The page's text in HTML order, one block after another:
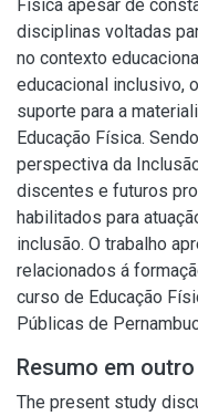
Física apesar de
disciplinas voltadas
no contexto
educacional inclusivo,
suporte para a
Educação Física.
perspectiva da
discentes e futuros
habilitados para
inclusão. O trabalho
relacionados á
curso de Educação
Públicas de
Resumo em
The present study